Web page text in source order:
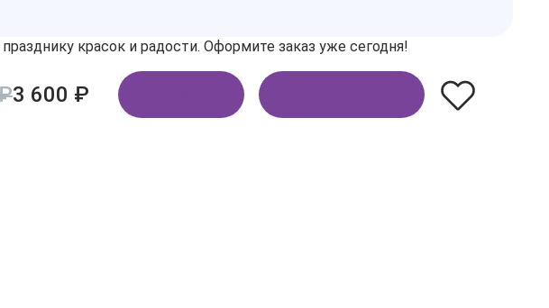
красок и радости. Оформите заказ уже сегодня!
3 600 ₽